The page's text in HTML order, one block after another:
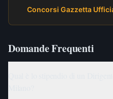
Concorsi Gazzetta
Domande Frequenti